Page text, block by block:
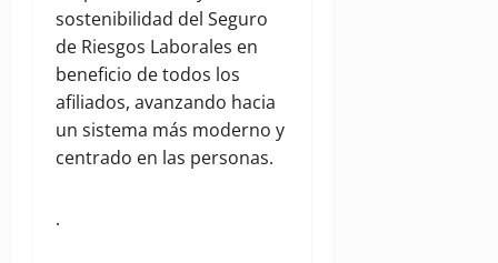
sostenibilidad del Seguro
de Riesgos Laborales en
beneficio de todos los
afiliados, avanzando hacia
un sistema más moderno y
centrado en las personas.
.